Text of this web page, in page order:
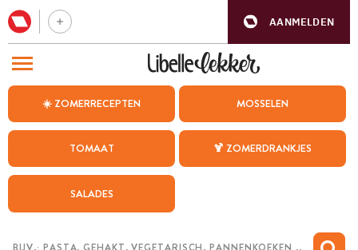
AANMELDEN
☀️ ZOMERRECEPTEN MOSSELEN
TOMAAT 🍹 ZOMERDRANKJES
SALADES
BEZOEK ONZE ANDERE WEBSITES
WEEKMENU
CHAT MET MAIA